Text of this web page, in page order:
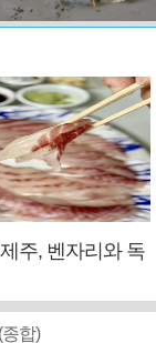
주, 벤자리와 독
합)